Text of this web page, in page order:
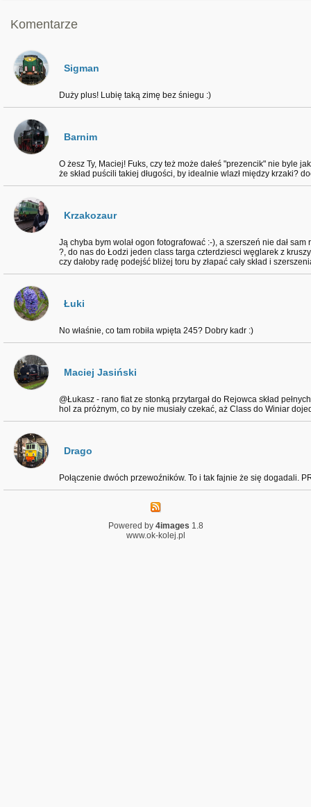
Komentarze
Sigman
Duży plus! Lubię taką zimę bez śniegu :)
Barnim
O żesz Ty, Maciej! Fuks, czy też może dałeś "prezencik" nie byle
że skład puścili takiej długości, by idealnie wlazł między krzaki?
Krzakozaur
Ją chyba bym wolał ogon fotografować :-), a szerszeń nie dał
?, do nas do Łodzi jeden class targa czterdziesci węglarek z
czy dałoby radę podejść bliżej toru by złapać cały skład i
Łuki
No właśnie, co tam robiła wpięta 245? Dobry kadr :)
Maciej Jasiński
@Łukasz - rano fiat ze stonką przytargał do Rejowca skład
hol za próżnym, co by nie musiały czekać, aż Class do Winiar
Drago
Połączenie dwóch przewoźników. To i tak fajnie że się dogadali.
Powered by 4images 1.8
www.ok-kolej.pl